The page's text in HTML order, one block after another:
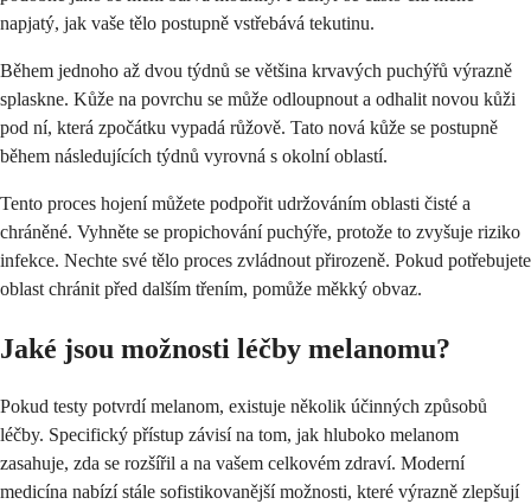
napjatý, jak vaše tělo postupně vstřebává tekutinu.
Během jednoho až dvou týdnů se většina krvavých puchýřů výrazně
splaskne. Kůže na povrchu se může odloupnout a odhalit novou kůži
pod ní, která zpočátku vypadá růžově. Tato nová kůže se postupně
během následujících týdnů vyrovná s okolní oblastí.
Tento proces hojení můžete podpořit udržováním oblasti čisté a
chráněné. Vyhněte se propichování puchýře, protože to zvyšuje riziko
infekce. Nechte své tělo proces zvládnout přirozeně. Pokud potřebujete
oblast chránit před dalším třením, pomůže měkký obvaz.
Jaké jsou možnosti léčby melanomu?
Pokud testy potvrdí melanom, existuje několik účinných způsobů
léčby. Specifický přístup závisí na tom, jak hluboko melanom
zasahuje, zda se rozšířil a na vašem celkovém zdraví. Moderní
medicína nabízí stále sofistikovanější možnosti, které výrazně zlepšují